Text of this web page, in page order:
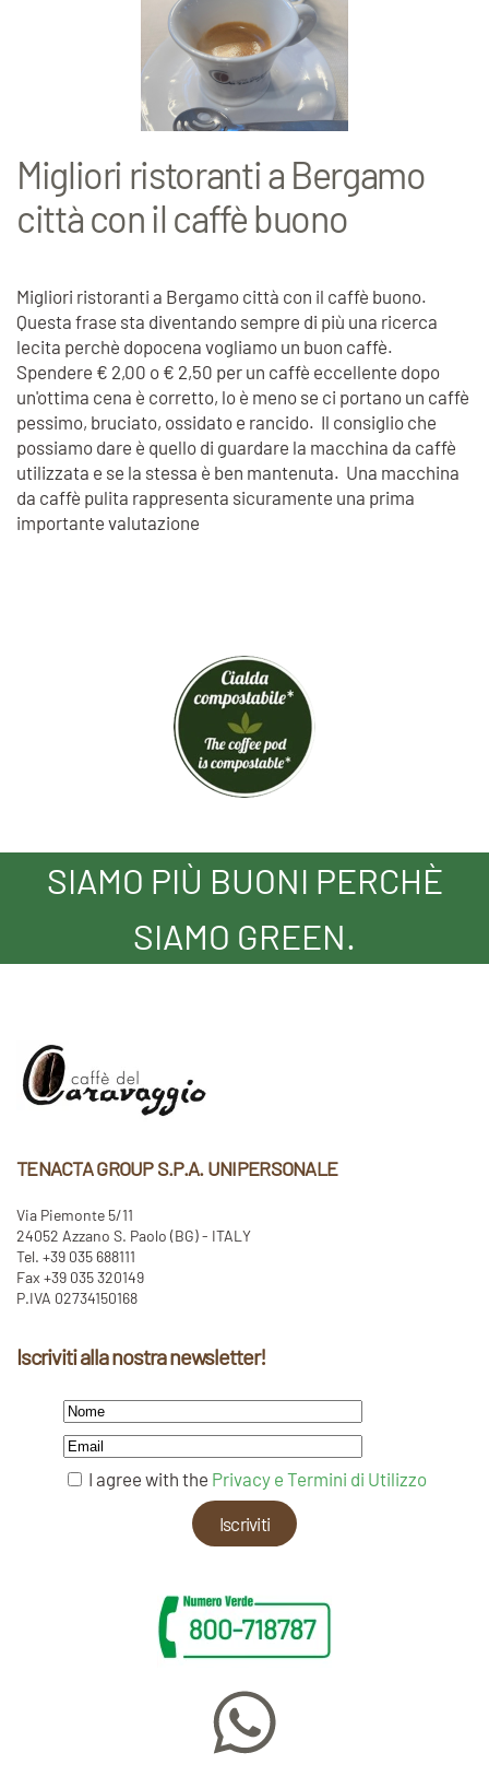
Migliori ristoranti a Bergamo
città con il caffè buono
Migliori ristoranti a Bergamo città con il caffè buono.
Questa frase sta diventando sempre di più una ricerca
lecita perchè dopocena vogliamo un buon caffè.
Spendere € 2,00 o € 2,50 per un caffè eccellente dopo
un'ottima cena è corretto, lo è meno se ci portano un caffè
pessimo, bruciato, ossidato e rancido. Il consiglio che
possiamo dare è quello di guardare la macchina da caffè
utilizzata e se la stessa è ben mantenuta. Una macchina
da caffè pulita rappresenta sicuramente una prima
importante valutazione
SIAMO PIÙ BUONI PERCHÈ
SIAMO GREEN.
TENACTA GROUP S.P.A. UNIPERSONALE
Via Piemonte 5/11
24052 Azzano S. Paolo (BG) - ITALY
Tel. +39 035 688111
Fax +39 035 320149
P.IVA 02734150168
Iscriviti alla nostra newsletter!
I agree with the Privacy e Termini di Utilizzo